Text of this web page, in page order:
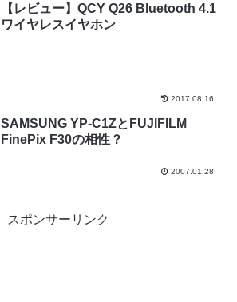
【レビュー】QCY Q26 Bluetooth 4.1
ワイヤレスイヤホン
2017.08.16
SAMSUNG YP-C1ZとFUJIFILM
FinePix F30の相性？
2007.01.28
スポンサーリンク